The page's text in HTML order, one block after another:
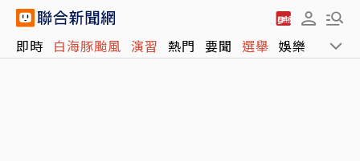
即時 白海豚颱風 演習 熱門 要聞 選舉 娛樂 運動